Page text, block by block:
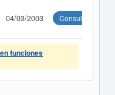
04/03/2003 Consultar
funciones